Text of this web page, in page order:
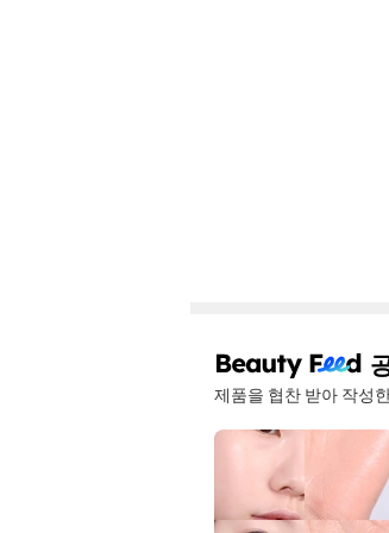
제품을 협찬 받아 작성